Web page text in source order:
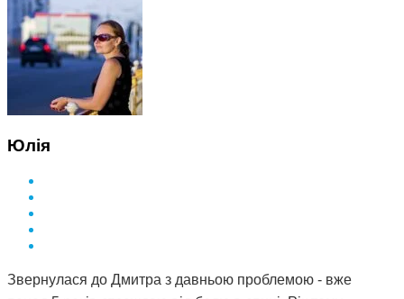
Юлія
Звернулася до Дмитра з давньою проблемою - вже